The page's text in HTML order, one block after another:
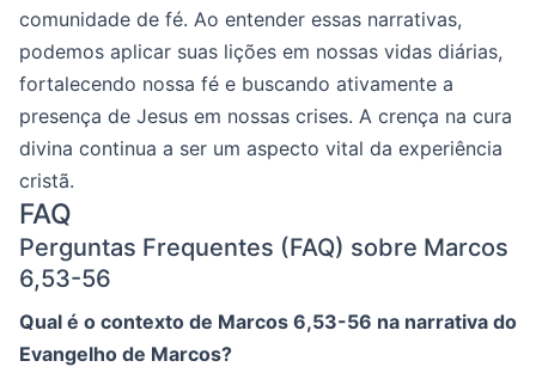
comunidade de fé. Ao entender essas narrativas,
podemos aplicar suas lições em nossas vidas diárias,
fortalecendo nossa fé e buscando ativamente a
presença de Jesus em nossas crises. A crença na cura
divina continua a ser um aspecto vital da experiência
cristã.
FAQ
Perguntas Frequentes (FAQ) sobre Marcos
6,53-56
Qual é o contexto de Marcos 6,53-56 na narrativa do
Evangelho de Marcos?